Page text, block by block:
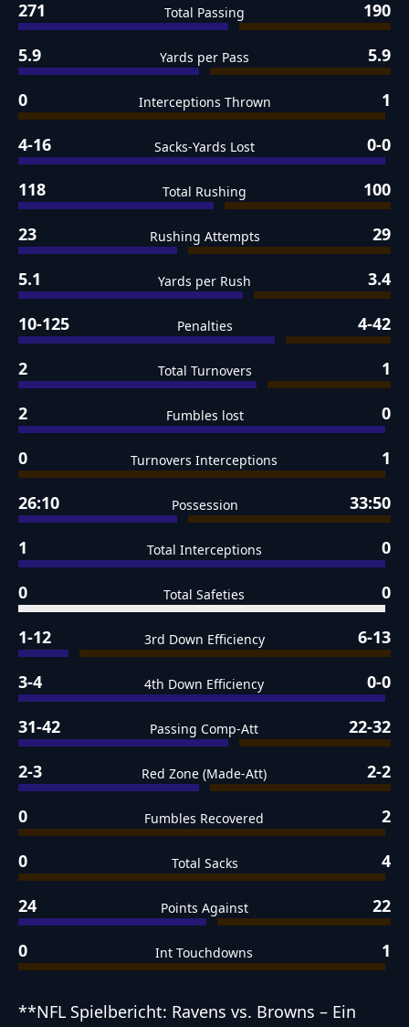
271 Total Passing 190
5.9 Yards per Pass 5.9
0 Interceptions Thrown 1
4-16 Sacks-Yards Lost 0-0
118 Total Rushing 100
23 Rushing Attempts 29
5.1 Yards per Rush 3.4
10-125 Penalties 4-42
2 Total Turnovers 1
2 Fumbles lost 0
0 Turnovers Interceptions 1
26:10 Possession 33:50
1 Total Interceptions 0
0 Total Safeties 0
1-12 3rd Down Efficiency 6-13
3-4 4th Down Efficiency 0-0
31-42 Passing Comp-Att 22-32
2-3 Red Zone (Made-Att) 2-2
0 Fumbles Recovered 2
0 Total Sacks 4
24 Points Against 22
0 Int Touchdowns 1
**NFL Spielbericht: Ravens vs. Browns – Ein